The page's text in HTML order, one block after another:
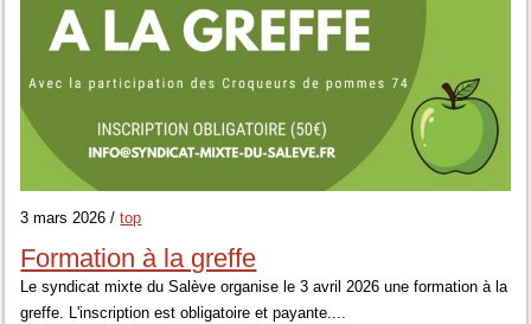
3 mars 2026 /top
Formation à la greffe
Le syndicat mixte du Salève organise le 3 avril 2026 une formation à la
greffe. L'inscription est obligatoire et payante....